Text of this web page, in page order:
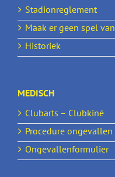
Stadionreglement
Maak er geen spel van
Historiek
MEDISCH
Clubarts – Clubkiné
Procedure ongevallen
Ongevallenformulier